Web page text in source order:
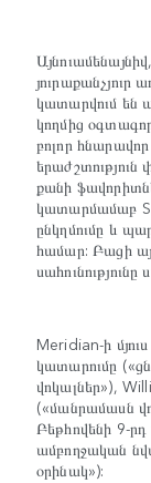
կատարվում են
կողմից
բոլոր
երաժշտություն
քանի
կատարմամաբ
ընկղմումը և
համար: Բացի
սահունությունը
Meridian-ի
կատարումը
վոկալներ»),
(«մանրամասն
Բեթհովենի 9-
ամբողջական
օրինակ»):